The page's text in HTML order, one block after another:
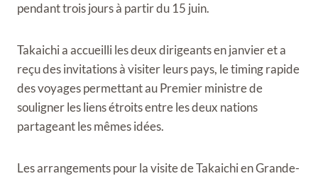
pendant trois jours à partir du 15 juin.
Takaichi a accueilli les deux dirigeants en janvier et a
reçu des invitations à visiter leurs pays, le timing rapide
des voyages permettant au Premier ministre de
souligner les liens étroits entre les deux nations
partageant les mêmes idées.
Les arrangements pour la visite de Takaichi en Grande-